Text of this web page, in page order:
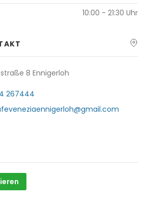
10:00 - 21:30 Uhr
8 Ennigerloh
267444